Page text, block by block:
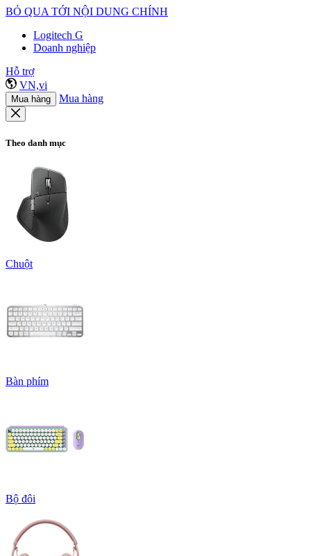
BỎ QUA TỚI NỘI DUNG CHÍNH
Logitech G
Doanh nghiệp
Hỗ trợ
VN,vi
Mua hàng Mua hàng
Theo danh mục
Chuột
Bàn phím
Bộ đôi